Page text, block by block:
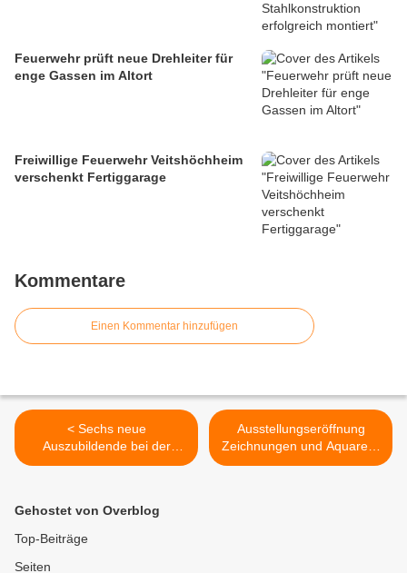
Feuerwehr prüft neue Drehleiter für
enge Gassen im Altort
Freiwillige Feuerwehr Veitshöchheim
verschenkt Fertiggarage
Kommentare
Einen Kommentar hinzufügen
< Sechs neue
Auszubildende bei der
grünen Landesanstalt -
Ausstellungseröffnung
Zeichnungen und Aquarelle
von LEO DITTMER zum
Gehostet von Overblog
Top-Beiträge
Seiten